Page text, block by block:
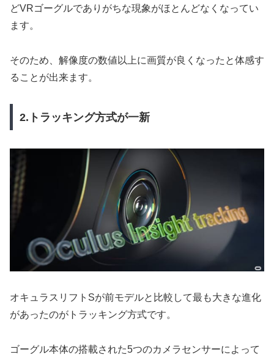
どVRゴーグルでありがちな現象がほとんどなくなってい
ます。
そのため、解像度の数値以上に画質が良くなったと体感す
ることが出来ます。
2.トラッキング方式が一新
オキュラスリフトSが前モデルと比較して最も大きな進化
があったのがトラッキング方式です。
ゴーグル本体の搭載された5つのカメラセンサーによって